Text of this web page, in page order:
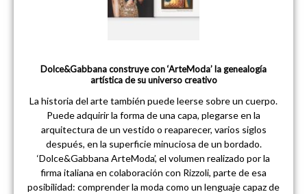
Dolce&Gabbana construye con ‘ArteModa’ la genealogía
artística de su universo creativo
La historia del arte también puede leerse sobre un cuerpo.
Puede adquirir la forma de una capa, plegarse en la
arquitectura de un vestido o reaparecer, varios siglos
después, en la superficie minuciosa de un bordado.
‘Dolce&Gabbana ArteModa’, el volumen realizado por la
firma italiana en colaboración con Rizzoli, parte de esa
posibilidad: comprender la moda como un lenguaje capaz de